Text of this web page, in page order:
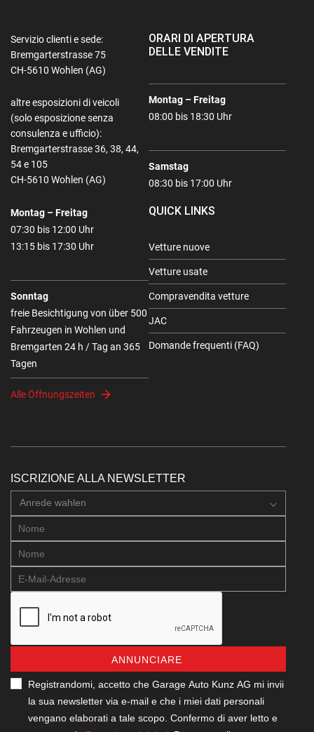
Servizio clienti e sede:
Bremgarterstrasse 75
CH-5610 Wohlen (AG)
altre esposizioni di veicoli
(solo esposizione senza
consulenza e ufficio):
Bremgarterstrasse 36, 38, 44,
54 e 105
CH-5610 Wohlen (AG)
ORARI DI APERTURA
DELLE VENDITE
Montag – Freitag
08:00 bis 18:30 Uhr
Samstag
08:30 bis 17:00 Uhr
Montag – Freitag
07:30 bis 12:00 Uhr
13:15 bis 17:30 Uhr
Sonntag
freie Besichtigung von über 500
Fahrzeugen in Wohlen und
Bremgarten 24 h / Tag an 365
Tagen
Alle Öffnungszeiten
QUICK LINKS
Vetture nuove
Vetture usate
Compravendita vetture
JAC
Domande frequenti (FAQ)
ISCRIZIONE ALLA NEWSLETTER
Anrede wahlen
ANNUNCIARE
Registrandomi, accetto che Garage Auto Kunz AG mi invii
la sua newsletter via e-mail e che i miei dati personali
vengano elaborati a tale scopo. Confermo di aver letto e